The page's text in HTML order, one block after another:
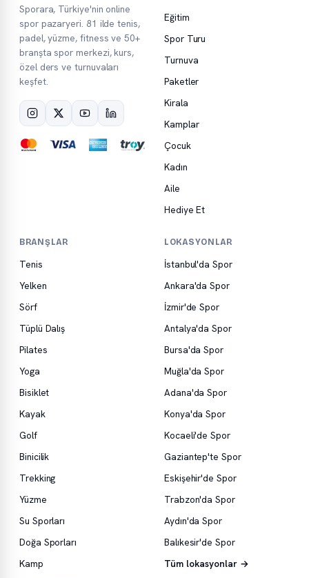
Sporara, Türkiye'nin online
spor pazaryeri. 81 ilde tenis,
padel, yüzme, fitness ve 50+
branşta spor merkezi, kurs,
özel ders ve turnuvaları
keşfet.
Eğitim
Spor Turu
Turnuva
Paketler
Kirala
Kamplar
Çocuk
Kadın
Aile
Hediye Et
BRANŞLAR
Tenis
Yelken
Sörf
Tüplü Dalış
Pilates
Yoga
Bisiklet
Kayak
Golf
Binicilik
Trekking
Yüzme
Su Sporları
Doğa Sporları
Kamp
LOKASYONLAR
İstanbul'da Spor
Ankara'da Spor
İzmir'de Spor
Antalya'da Spor
Bursa'da Spor
Muğla'da Spor
Adana'da Spor
Konya'da Spor
Kocaeli'de Spor
Gaziantep'te Spor
Eskişehir'de Spor
Trabzon'da Spor
Aydın'da Spor
Balıkesir'de Spor
Tüm lokasyonlar →